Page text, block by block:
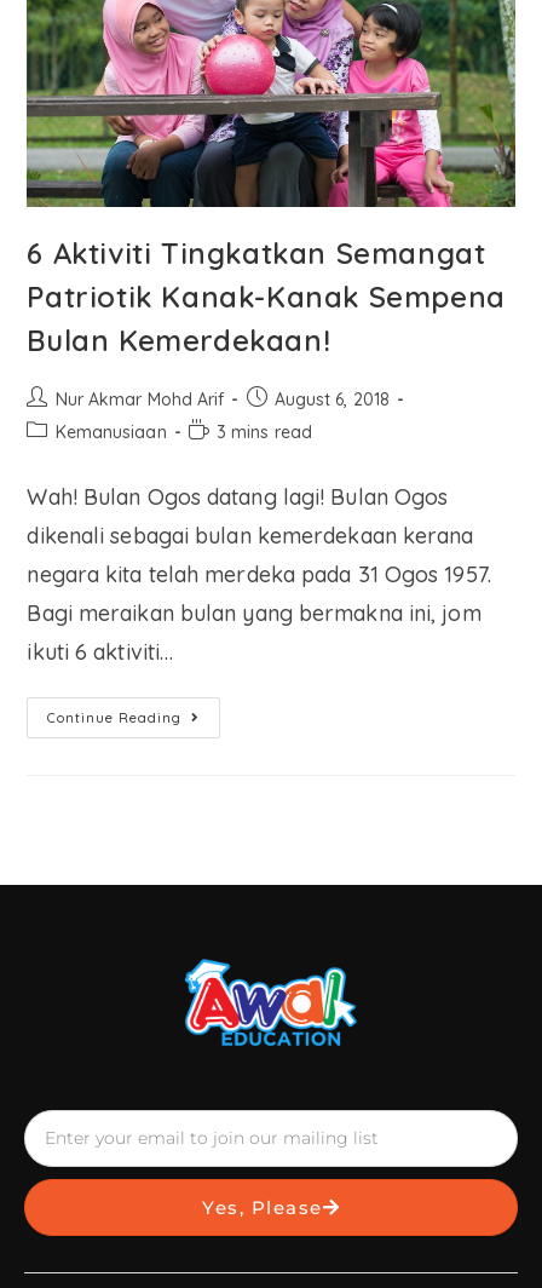
6 Aktiviti Tingkatkan Semangat
Patriotik Kanak-Kanak Sempena
Bulan Kemerdekaan!
Nur Akmar Mohd Arif
August 6, 2018
Kemanusiaan
3 mins read
Wah! Bulan Ogos datang lagi! Bulan Ogos
dikenali sebagai bulan kemerdekaan kerana
negara kita telah merdeka pada 31 Ogos 1957.
Bagi meraikan bulan yang bermakna ini, jom
ikuti 6 aktiviti…
Continue Reading
Yes, Please